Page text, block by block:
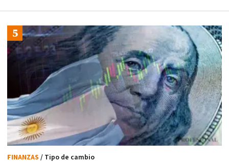
FINANZAS / Tipo de cambio